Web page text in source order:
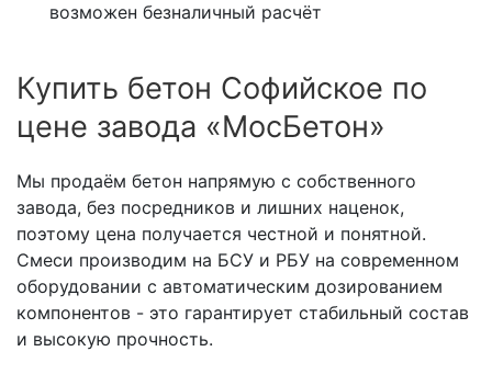
возможен безналичный расчёт
Купить бетон Софийское по
цене завода «МосБетон»
Мы продаём бетон напрямую с собственного
завода, без посредников и лишних наценок,
поэтому цена получается честной и понятной.
Смеси производим на БСУ и РБУ на современном
оборудовании с автоматическим дозированием
компонентов - это гарантирует стабильный состав
и высокую прочность.